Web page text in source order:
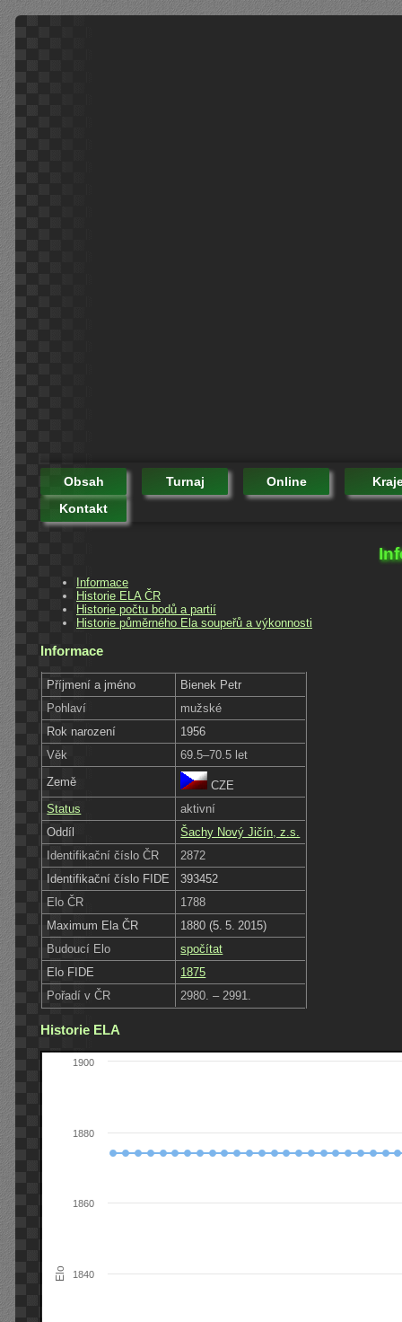
Obsah Turnaj Online
Kontakt
Informace
Historie ELA ČR
Historie počtu bodů a partií
Historie půměrného Ela soupeřů a výkonnosti
Informace
Příjmení a jméno
Bienek Petr
Pohlaví
mužské
Rok narození
1956
Věk
69.5–70.5 let
Země
CZE
Status
aktivní
Oddíl
Šachy Nový Jičín, z.s.
Identifikační číslo ČR
2872
Identifikační číslo FIDE
393452
Elo ČR
1788
Maximum Ela ČR
1880 (5. 5. 2015)
Budoucí Elo
spočítat
Elo FIDE
1875
Pořadí v ČR
2980. – 2991.
Historie ELA
Elo 1840
1860
1880
1900